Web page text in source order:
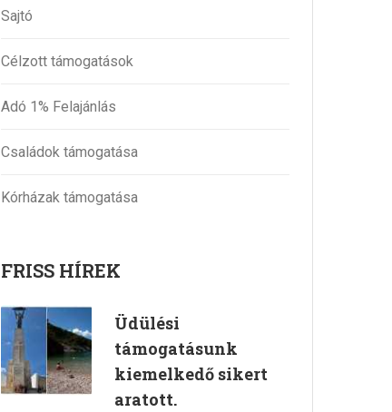
Sajtó
Célzott támogatások
Adó 1% Felajánlás
Családok támogatása
Kórházak támogatása
FRISS HÍREK
Üdülési
támogatásunk
kiemelkedő sikert
aratott.